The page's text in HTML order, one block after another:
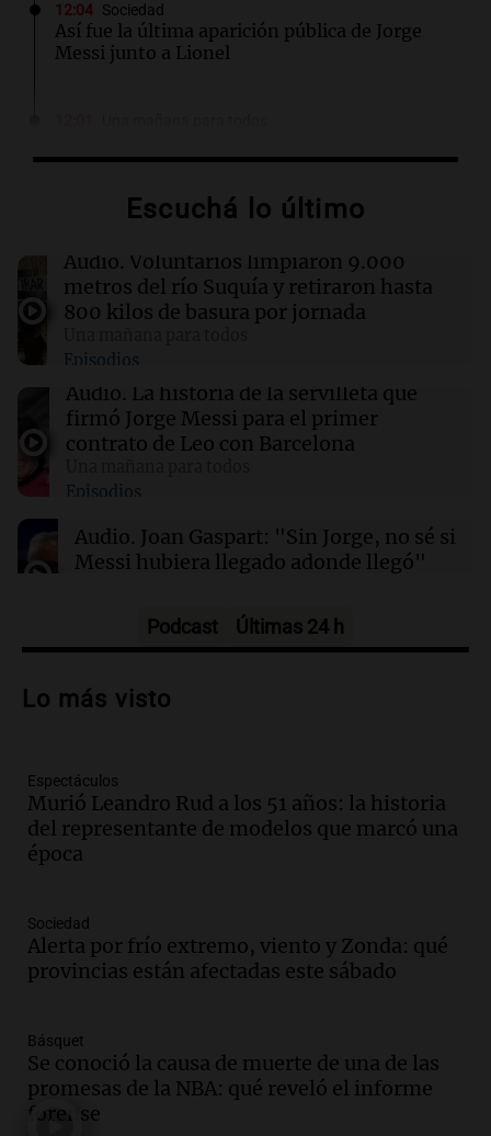
12:04 Sociedad
Así fue la última aparición pública de Jorge
Messi junto a Lionel
hubiera llegado adonde llegó"
“Abrazo gigante, jefe”: el bar de la familia
Messi cerró sus puertas por duelo
El abuelo de Agostina Vega, tras las nuevas
detenciones: "En esa casa están todos
implicados"
El orgullo y el sueño argentino de Jorge Messi
en una entrevista con Rony Vargas en 2007
Escuchá lo último
Audio. Voluntarios limpiaron 9.000
metros del río Suquía y retiraron hasta
800 kilos de basura por jornada
Episodios
Audio. La historia de la servilleta que
firmó Jorge Messi para el primer
contrato de Leo con Barcelona
Episodios
Audio. Joan Gaspart: "Sin Jorge, no sé si
Messi hubiera llegado adonde llegó"
Audio.El orgullo y el sueño argentino de
Vargas en 2007
Audio.
El abuelo de Agostina Vega, tras
las nuevas detenciones: "En esa casa
todos tenían algo que ver"
Una mañana para todos
Audio.
desayuno ideal: ¿ qué alimentos
conviene priorizar cada día ?
Audio.Análisis de la derrota legislativa
del oficialismo en el Congreso: El
impacto en la opinión pública
Panorama Federal
Podcast Últimas 24 h
Lo más visto
Espectáculos
Murió Leandro Rud a los 51 años: la historia
del representante de modelos que marcó una
época
Sociedad
Alerta por frío extremo, viento y Zonda: qué
provincias están afectadas este sábado
Básquet
Se conoció la causa de muerte de una de las
promesas de la NBA: qué reveló el informe
forense